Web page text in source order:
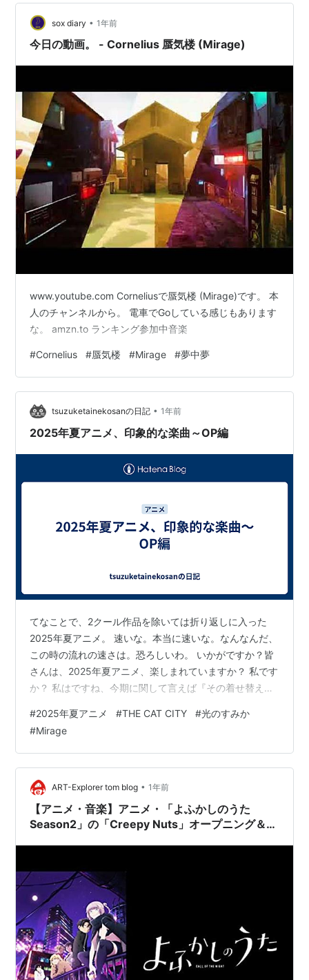
しましたよ。28Tをゲット。これで、48x36x28 (アウタ
ー50tと勘違いしてました)になる。28tの歯の調達ととも
に無知だったのが、スペーサーの厚さと径。AliExpress
sox diary • 1年前
今日の動画。 - Cornelius 蜃気楼 (Mirage)
www.youtube.com Corneliusで蜃気楼 (Mirage)です。 本
人のチャンネルから。 電車でGoしている感じもあります
な。 amzn.to ランキング参加中音楽
#Cornelius #蜃気楼 #Mirage #夢中夢
tsuzuketainekosanの日記 • 1年前
2025年夏アニメ、印象的な楽曲～OP編
てなことで、2クール作品を除いては折り返しに入った
2025年夏アニメ。 速いな。本当に速いな。なんなんだ、
この時の流れの速さは。恐ろしいわ。 いかがですか？皆
さんは、2025年夏アニメ、楽しまれていますか？ 私です
か？ 私はですね、今期に関して言えば『その着せ替え人
かしのうた』、この3作品における主人公のヒロイン男子
っぷりに、毎話、毎話、盛大に萌え散らかしておりま
す。 3作品、いずれも異なる魅力を持ったヒロインちゃ
んたちも可愛いのは言うまでもないことなのですが。 そ
のヒロインちゃんたちと、あまりに尊い関係を築き上げ
ている男子たちのヒロインっぷり…
#2025年夏アニメ #THE CAT CITY #光のすみか
#Mirage
ART-Explorer tom blog • 1年前
【アニメ・音楽】アニメ・「よふかしのうた
Season2」の「Creepy Nuts」オープニング＆エ